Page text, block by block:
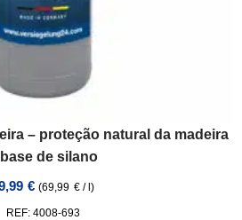
– proteção natural da madeira
de silano
€ (69,99 € / )
REF: 4008-693